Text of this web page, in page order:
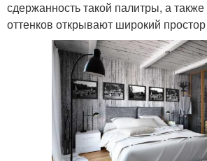
сдержанность такой палитры, а также
оттенков открывают широкий